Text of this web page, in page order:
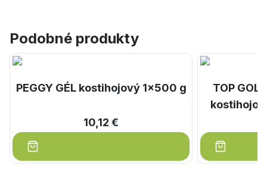
Podobné produkty
PEGGY GÉL kostihojový 1x500 g
10,12 €
TOP